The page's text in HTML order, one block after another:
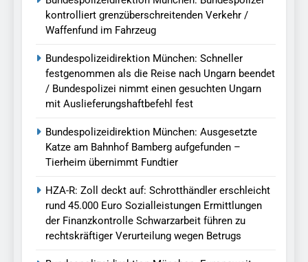
kontrolliert grenzüberschreitenden Verkehr /
Waffenfund im Fahrzeug
Bundespolizeidirektion München: Schneller
festgenommen als die Reise nach Ungarn beendet
/ Bundespolizei nimmt einen gesuchten Ungarn
mit Auslieferungshaftbefehl fest
Bundespolizeidirektion München: Ausgesetzte
Katze am Bahnhof Bamberg aufgefunden –
Tierheim übernimmt Fundtier
HZA-R: Zoll deckt auf: Schrotthändler erschleicht
rund 45.000 Euro Sozialleistungen Ermittlungen
der Finanzkontrolle Schwarzarbeit führen zu
rechtskräftiger Verurteilung wegen Betrugs